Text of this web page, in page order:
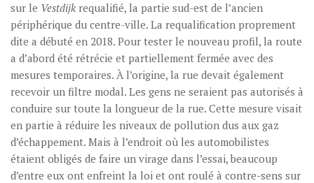
sur le Vestdijk requalifié, la partie sud-est de l’ancien
périphérique du centre-ville. La requalification proprement
dite a débuté en 2018. Pour tester le nouveau profil, la route
a d’abord été rétrécie et partiellement fermée avec des
mesures temporaires. À l’origine, la rue devait également
recevoir un filtre modal. Les gens ne seraient pas autorisés à
conduire sur toute la longueur de la rue. Cette mesure visait
en partie à réduire les niveaux de pollution dus aux gaz
d’échappement. Mais à l’endroit où les automobilistes
étaient obligés de faire un virage dans l’essai, beaucoup
d’entre eux ont enfreint la loi et ont roulé à contre-sens sur